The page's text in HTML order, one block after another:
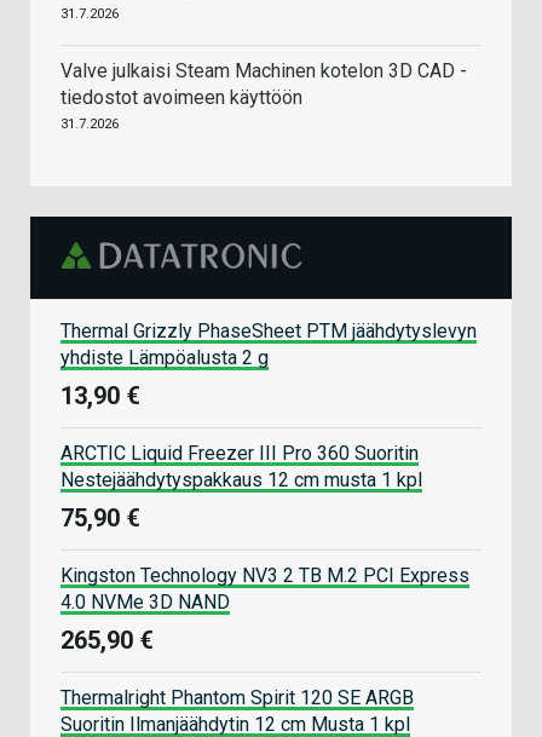
31.7.2026
Valve julkaisi Steam Machinen kotelon 3D CAD -
tiedostot avoimeen käyttöön
31.7.2026
Thermal Grizzly PhaseSheet PTM jäähdytyslevyn
yhdiste Lämpöalusta 2 g
13,90 €
ARCTIC Liquid Freezer III Pro 360 Suoritin
Nestejäähdytyspakkaus 12 cm musta 1 kpl
75,90 €
Kingston Technology NV3 2 TB M.2 PCI Express
4.0 NVMe 3D NAND
265,90 €
Thermalright Phantom Spirit 120 SE ARGB
Suoritin Ilmanjäähdytin 12 cm Musta 1 kpl